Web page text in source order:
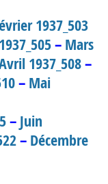
1937_503
– Mars
1937_508–
– Mai
– Juin
– Décembre